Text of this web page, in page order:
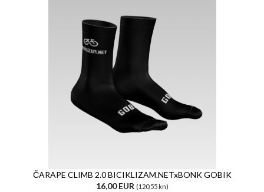
ČARAPE CLIMB 2.0 BICIKLIZAM.NETxBONK GOBIK
16,00 EUR (120,55 kn)